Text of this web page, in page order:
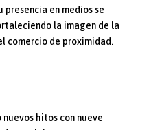
presencia en medios se
la imagen de la
comercio de proximidad.
hitos con nueve